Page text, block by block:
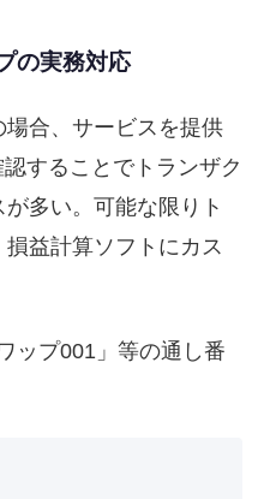
の実務対応
合、サービスを提供
することでトランザク
多い。可能な限りト
益計算ソフトにカス
ップ001」等の通し番